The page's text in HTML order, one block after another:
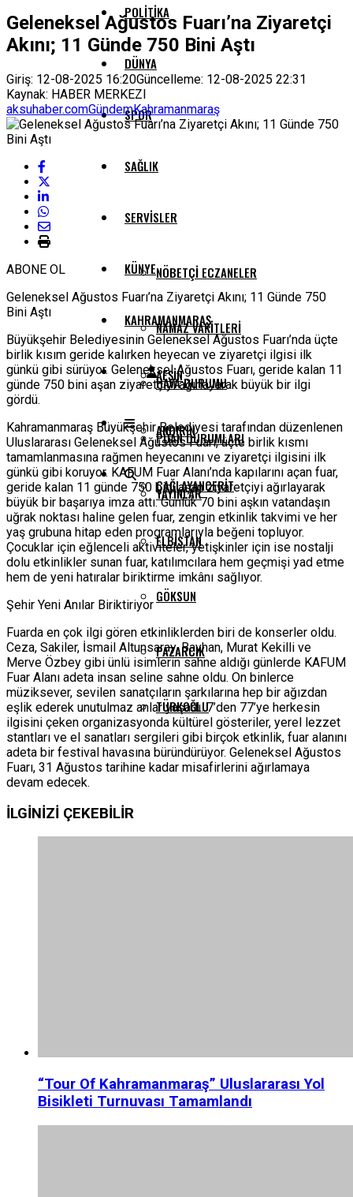
POLITIKA
DÜNYA
SPOR
SAĞLIK
SERVISLER
NÖBETÇI ECZANELER
NAMAZ VAKITLERI
HAVA DURUMU
PUAN DURUMLARI
YAYINLAR
KÜNYE
KAHRAMANMARAŞ
AFŞIN
ANDIRIN
ÇAĞLAYANCERIT
ELBISTAN
GÖKSUN
PAZARCIK
TÜRKOĞLU
Geleneksel Ağustos Fuarı’na Ziyaretçi
Akını; 11 Günde 750 Bini Aştı
Giriş: 12-08-2025 16:20Güncelleme: 12-08-2025 22:31
Kaynak: HABER MERKEZI
aksuhaber.comGündemKahramanmaraş
ABONE OL
Geleneksel Ağustos Fuarı’na Ziyaretçi Akını; 11 Günde 750
Bini Aştı
Büyükşehir Belediyesinin Geleneksel Ağustos Fuarı’nda üçte
birlik kısım geride kalırken heyecan ve ziyaretçi ilgisi ilk
günkü gibi sürüyor. Geleneksel Ağustos Fuarı, geride kalan 11
günde 750 bini aşan ziyaretçiyi ağırlayarak büyük bir ilgi
gördü.
Kahramanmaraş Büyükşehir Belediyesi tarafından düzenlenen
Uluslararası Geleneksel Ağustos Fuarı, üçte birlik kısmı
tamamlanmasına rağmen heyecanını ve ziyaretçi ilgisini ilk
günkü gibi koruyor. KAFUM Fuar Alanı’nda kapılarını açan fuar,
geride kalan 11 günde 750 bini aşan ziyaretçiyi ağırlayarak
büyük bir başarıya imza attı. Günlük 70 bini aşkın vatandaşın
uğrak noktası haline gelen fuar, zengin etkinlik takvimi ve her
yaş grubuna hitap eden programlarıyla beğeni topluyor.
Çocuklar için eğlenceli aktiviteler, yetişkinler için ise nostalji
dolu etkinlikler sunan fuar, katılımcılara hem geçmişi yad etme
hem de yeni hatıralar biriktirme imkânı sağlıyor.
Şehir Yeni Anılar Biriktiriyor
Fuarda en çok ilgi gören etkinliklerden biri de konserler oldu.
Ceza, Sakiler, İsmail Altunsaray, Bayhan, Murat Kekilli ve
Merve Özbey gibi ünlü isimlerin sahne aldığı günlerde KAFUM
Fuar Alanı adeta insan seline sahne oldu. On binlerce
müziksever, sevilen sanatçıların şarkılarına hep bir ağızdan
eşlik ederek unutulmaz anlar yaşadı. 7’den 77’ye herkesin
ilgisini çeken organizasyonda kültürel gösteriler, yerel lezzet
stantları ve el sanatları sergileri gibi birçok etkinlik, fuar alanını
adeta bir festival havasına büründürüyor. Geleneksel Ağustos
Fuarı, 31 Ağustos tarihine kadar misafirlerini ağırlamaya
devam edecek.
İLGİNİZİ ÇEKEBİLİR
“Tour Of Kahramanmaraş” Uluslararası Yol
Bisikleti Turnuvası Tamamlandı